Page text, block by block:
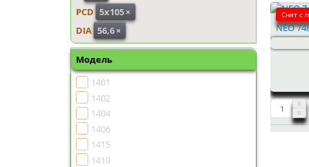
PCD 5x105×
DIA 56,6×
Модель
1401
1402
1404
1406
1415
1419
Снят с
NEO